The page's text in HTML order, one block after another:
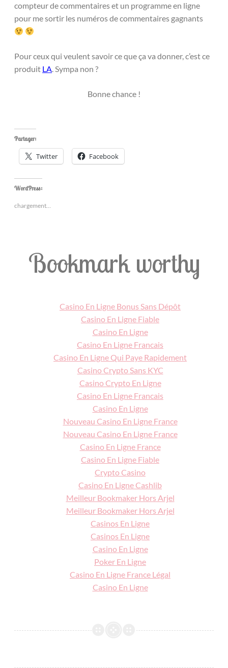
compteur de commentaires et un programme en ligne
pour me sortir les numéros de commentaires gagnants
Pour ceux qui veulent savoir ce que ça va donner, c’est ce
produit LA. Sympa non ?
Bonne chance !
Partager:
Twitter Facebook
WordPress:
chargement…
Bookmark worthy
Casino En Ligne Bonus Sans Dépôt
Casino En Ligne Fiable
Casino En Ligne
Casino En Ligne Francais
Casino En Ligne Qui Paye Rapidement
Casino Crypto Sans KYC
Casino Crypto En Ligne
Casino En Ligne Francais
Casino En Ligne
Nouveau Casino En Ligne France
Nouveau Casino En Ligne France
Casino En Ligne France
Casino En Ligne Fiable
Crypto Casino
Casino En Ligne Cashlib
Meilleur Bookmaker Hors Arjel
Meilleur Bookmaker Hors Arjel
Casinos En Ligne
Casinos En Ligne
Casino En Ligne
Poker En Ligne
Casino En Ligne France Légal
Casino En Ligne
CONCOURS